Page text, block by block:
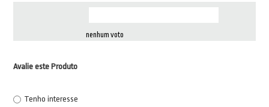
nenhum voto
Avalie este Produto
Tenho interesse